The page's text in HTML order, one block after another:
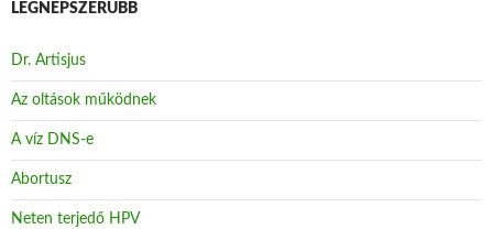
LEGNÉPSZERŰBB
Dr. Artisjus
Az oltások működnek
A víz DNS-e
Abortusz
Neten terjedő HPV